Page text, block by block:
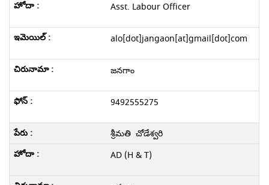
Asst. Labour Officer
alo[dot]jangaon[at]gmail[dot]com
జనగాం
9492555275
శ్రీమతి చోడేశ్వరి
AD (H & T)